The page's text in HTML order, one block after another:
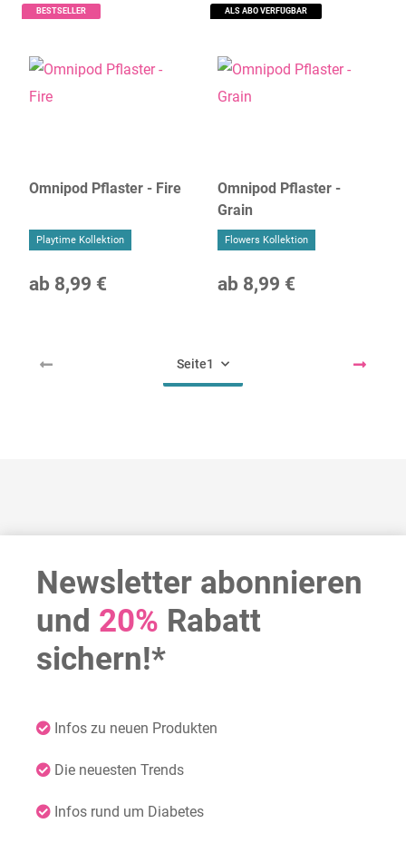
BESTSELLER
Omnipod Pflaster - Fire
Playtime Kollektion
ab 8,99 €
ALS ABO VERFÜGBAR
Omnipod Pflaster -
Grain
Flowers Kollektion
ab 8,99 €
Seite1
Newsletter abonnieren
und 20% Rabatt
sichern!*
Infos zu neuen Produkten
Die neuesten Trends
Infos rund um Diabetes